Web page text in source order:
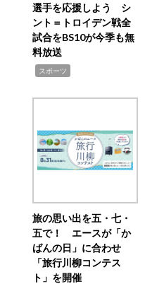
選手を応援しよう シ
ント＝トロイデン戦全
試合をBS10が今季も無
料放送
スポーツ
旅の思い出を五・七・
五で！ エースが「か
ばんの日」に合わせ
「旅行川柳コンテス
ト」を開催